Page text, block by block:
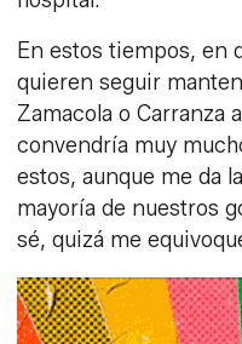
En estos tiempos, en
quieren seguir
Zamacola o Carranza
convendría muy
estos, aunque me da
mayoría de nuestros
sé, quizá me